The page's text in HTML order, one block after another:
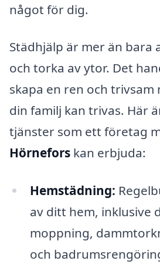
något för dig.
Städhjälp är mer än bara
och torka av ytor. Det
skapa en ren och trivsam
din familj kan trivas. Här
tjänster som ett företag
Hörnefors kan erbjuda:
Hemstädning:
av ditt hem, inklusive
moppning,
och